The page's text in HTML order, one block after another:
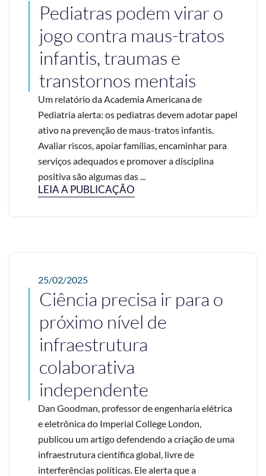
Pediatras podem virar o
jogo contra maus-tratos
infantis, traumas e
transtornos mentais
Um relatório da Academia Americana de
Pediatria alerta: os pediatras devem adotar papel
ativo na prevenção de maus-tratos infantis.
Avaliar riscos, apoiar famílias, encaminhar para
serviços adequados e promover a disciplina
positiva são algumas das ...
LEIA A PUBLICAÇÃO
25/02/2025
Ciência precisa ir para o
próximo nível de
infraestrutura
colaborativa
independente
Dan Goodman, professor de engenharia elétrica
e eletrônica do Imperial College London,
publicou um artigo defendendo a criação de uma
infraestrutura científica global, livre de
interferências políticas. Ele alerta que a